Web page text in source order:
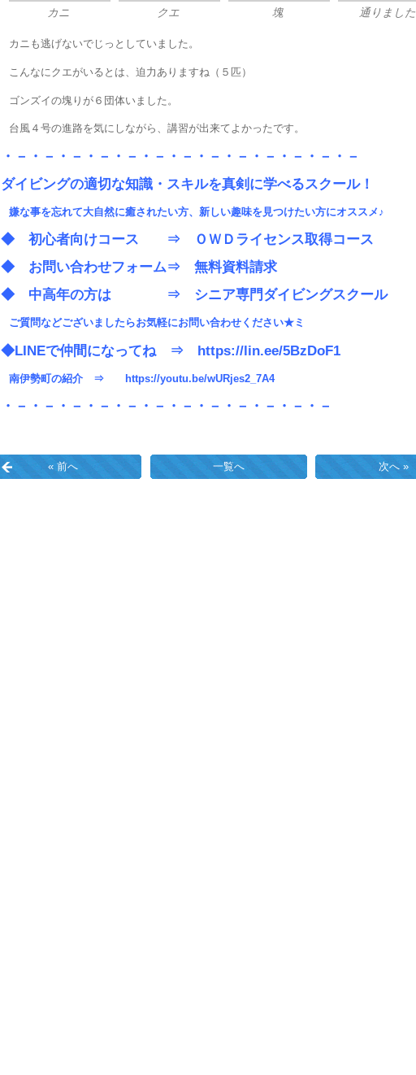
カニ クエ 塊 通りました
カニも逃げないでじっとしていました。
こんなにクエがいるとは、迫力ありますね（５匹）
ゴンズイの塊りが６団体いました。
台風４号の進路を気にしながら、講習が出来てよかったです。
・－・－・－・－・－・－・－・－・－・－・－・－・－
ダイビングの適切な知識・スキルを真剣に学べるスクール！
嫌な事を忘れて大自然に癒されたい方、新しい趣味を見つけたい方にオススメ♪
◆ 初心者向けコース ⇒
ＯＷＤライセンス取得コース
◆ お問い合わせフォーム⇒ 無料資料請求
◆ 中高年の方は ⇒ シニア専門ダイビングスクール
ご質問などございましたらお気軽にお問い合わせください★ミ
◆LINEで仲間になってね ⇒ https://lin.ee/5BzDoF1
南伊勢町の紹介 ⇒ https://youtu.be/wURjes2_7A4
・－・－・－・－・－・－・－・－・－・－・－・－
« 前へ 一覧へ 次へ »